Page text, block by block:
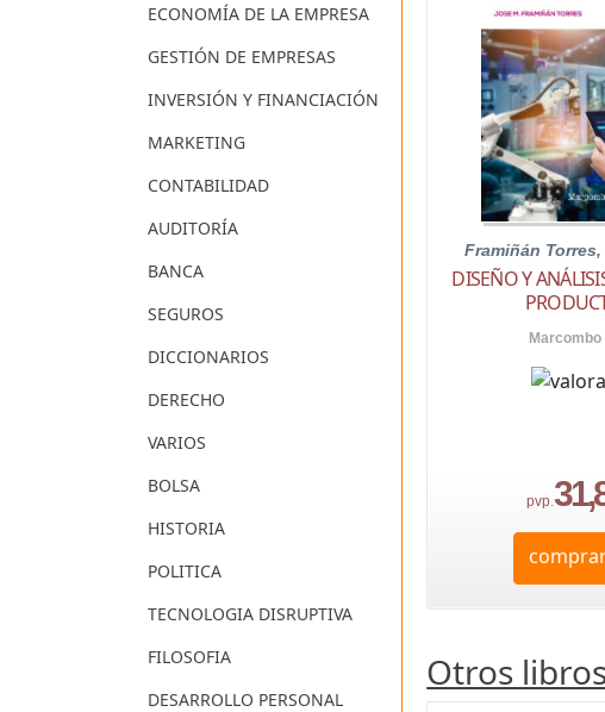
ECONOMÍA DE LA EMPRESA
GESTIÓN DE EMPRESAS
INVERSIÓN Y FINANCIACIÓN
MARKETING
CONTABILIDAD
AUDITORÍA
BANCA
SEGUROS
DICCIONARIOS
DERECHO
VARIOS
BOLSA
HISTORIA
POLITICA
TECNOLOGIA DISRUPTIVA
FILOSOFIA
DESARROLLO PERSONAL
Framiñán
DISEÑO Y
Marcombo
pvp.
Otros